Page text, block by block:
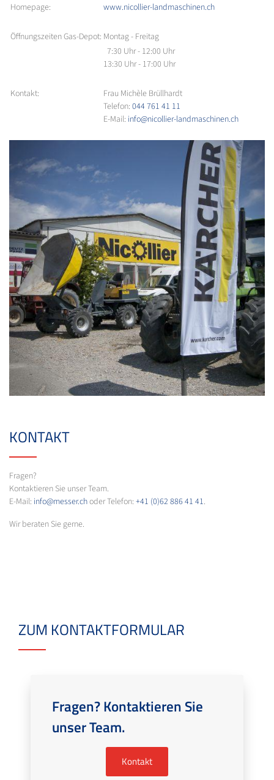
Homepage:
www.nicollier-landmaschinen.ch
Öffnungszeiten Gas-Depot: Montag - Freitag
7:30 Uhr - 12:00 Uhr
13:30 Uhr - 17:00 Uhr
Kontakt:
Frau Michèle Brüllhardt
Telefon: 044 761 41 11
E-Mail: info@nicollier-landmaschinen.ch
KONTAKT
Fragen?
Kontaktieren Sie unser Team.
E-Mail: info@messer.choder Telefon: +41 (0)62 886 41 41.
Wir beraten Sie gerne.
ZUM KONTAKTFORMULAR
Fragen? Kontaktieren Sie
unser Team.
Kontakt